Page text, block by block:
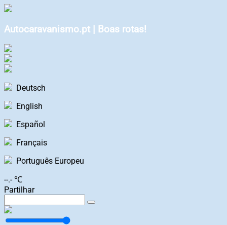
Autocaravanismo.pt | Boas rotas!
Deutsch
English
Español
Français
Português Europeu
--.- ℃
Partilhar